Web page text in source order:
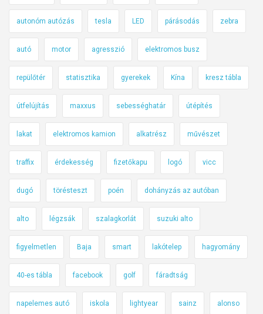
autonóm autózás tesla LED párásodás zebra
autó motor agresszió elektromos busz
repülőtér statisztika gyerekek Kína kresz tábla
útfelújítás maxxus sebességhatár útépítés
lakat elektromos kamion alkatrész művészet
traffix érdekesség fizetőkapu logó vicc
dugó törésteszt poén dohányzás az autóban
alto légzsák szalagkorlát suzuki alto
figyelmetlen Baja smart lakótelep hagyomány
40-es tábla facebook golf fáradtság
napelemes autó iskola lightyear sainz alonso